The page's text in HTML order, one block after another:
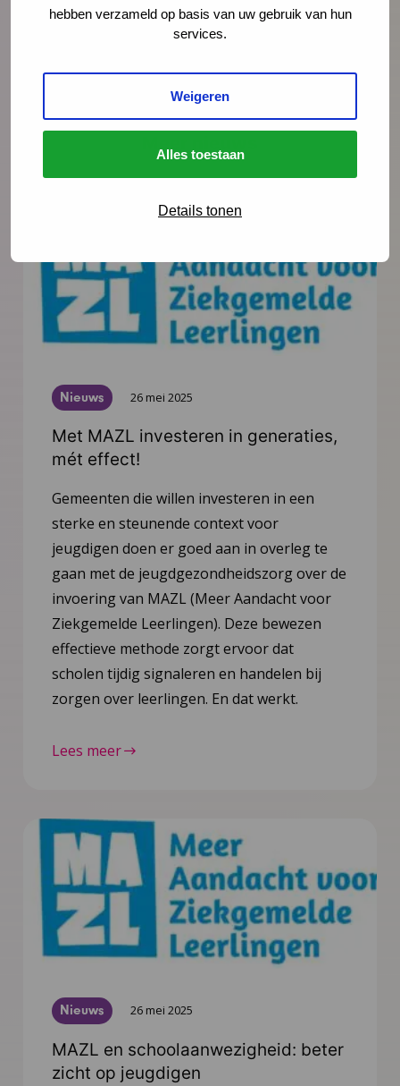
hebben verzameld op basis van uw gebruik van hun
services.
Weigeren
Alles toestaan
Details tonen
Nieuws 26 mei 2025
Met MAZL investeren in generaties,
mét effect!
Gemeenten die willen investeren in een
sterke en steunende context voor
jeugdigen doen er goed aan in overleg te
gaan met de jeugdgezondheidszorg over de
invoering van MAZL (Meer Aandacht voor
Ziekgemelde Leerlingen). Deze bewezen
effectieve methode zorgt ervoor dat
scholen tijdig signaleren en handelen bij
zorgen over leerlingen. En dat werkt.
Lees meer
Nieuws 26 mei 2025
MAZL en schoolaanwezigheid: beter
zicht op jeugdigen